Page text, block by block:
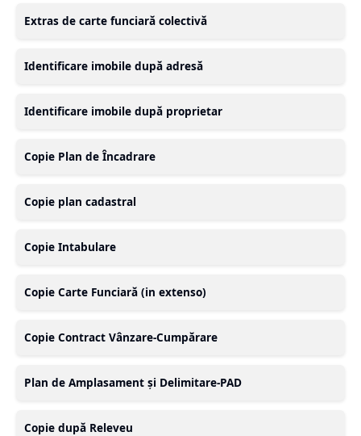
Extras de carte funciară colectivă
Identificare imobile după adresă
Identificare imobile după proprietar
Copie Plan de Încadrare
Copie plan cadastral
Copie Intabulare
Copie Carte Funciară (in extenso)
Copie Contract Vânzare-Cumpărare
Plan de Amplasament și Delimitare-PAD
Copie după Releveu